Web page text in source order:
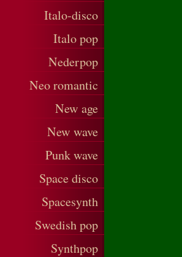
Italo-disco
Italo pop
Nederpop
Neo romantic
New age
New wave
Punk wave
Space disco
Spacesynth
Swedish pop
Synthpop